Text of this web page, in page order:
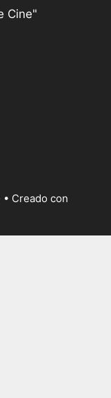
Cine"
• Creado con